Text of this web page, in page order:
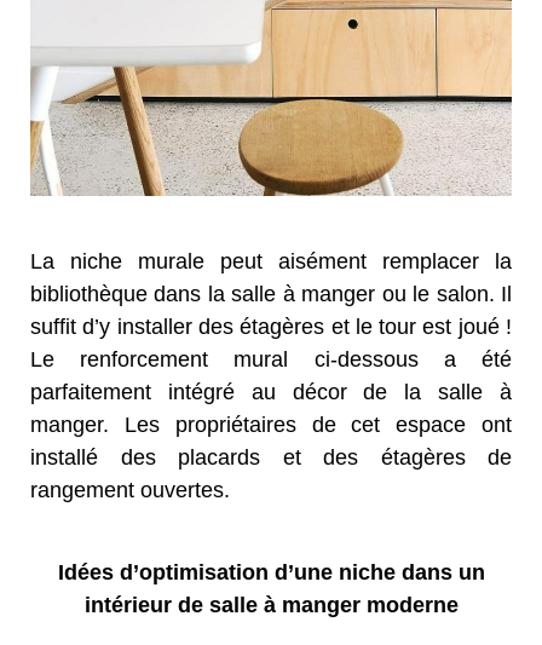
La niche murale peut aisément remplacer la
bibliothèque dans la salle à manger ou le salon. Il
suffit d’y installer des étagères et le tour est joué !
Le renforcement mural ci-dessous a été
parfaitement intégré au décor de la salle à
manger. Les propriétaires de cet espace ont
installé des placards et des étagères de
rangement ouvertes.
Idées d’optimisation d’une niche dans un
intérieur de salle à manger moderne